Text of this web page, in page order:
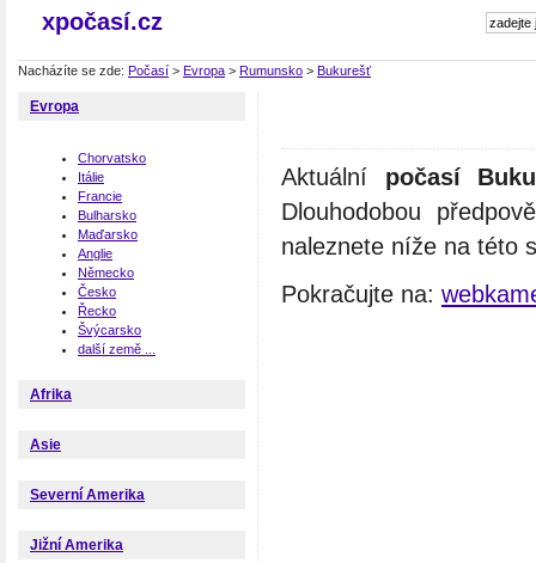
xpočasí.cz
Nacházíte se zde: Počasí > Evropa > Rumunsko > Bukurešť
Evropa
Chorvatsko
Itálie
Francie
Bulharsko
Maďarsko
Anglie
Německo
Česko
Řecko
Švýcarsko
další země ...
Afrika
Asie
Severní Amerika
Jižní Amerika
Aktuální počasí
Dlouhodobou
naleznete níže na této
Pokračujte na: